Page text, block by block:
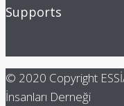
Supports
© 2020 Copyright
İnsanları Derneği